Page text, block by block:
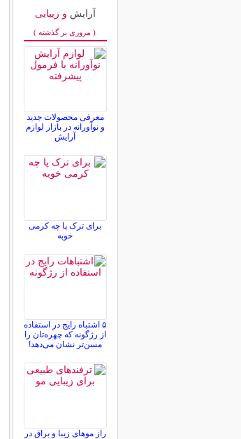
آرایش و زیبایی
( مروری بر گذشته )
معرفی محصولات جدید
و نوآورانه در بازار لوازم
آرایش
برای ترک پا چه کرمی
خوبه
۵ اشتباه رایج در استفاده
از رژگونه که چهره‌تان را
مسن‌تر نشان می‌دهد!
راز موهای زیبا و براق در